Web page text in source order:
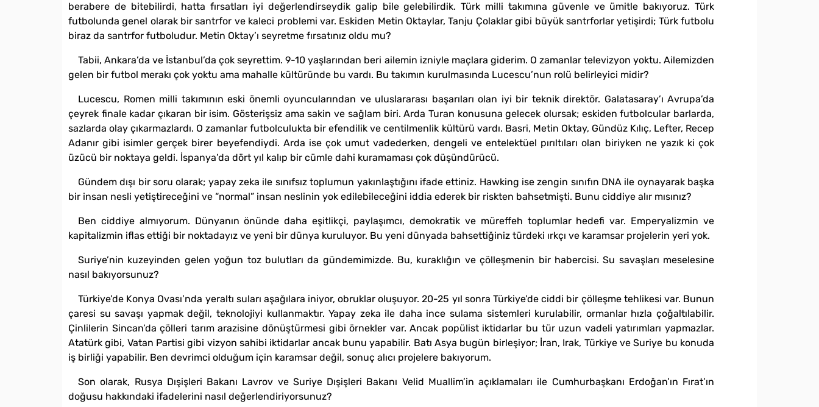
berabere de bitebilirdi, hatta fırsatları iyi değerlendirseydik galip bile gelebilirdik. Türk milli takımına güvenle ve ümitle bakıyoruz. Türk
futbolunda genel olarak bir santrfor ve kaleci problemi var. Eskiden Metin Oktaylar, Tanju Çolaklar gibi büyük santrforlar yetişirdi; Türk futbolu
biraz da santrfor futboludur. Metin Oktay’ı seyretme fırsatınız oldu mu?
Tabii, Ankara’da ve İstanbul’da çok seyrettim. 9-10 yaşlarından beri ailemin izniyle maçlara giderim. O zamanlar televizyon yoktu. Ailemizden
gelen bir futbol merakı çok yoktu ama mahalle kültüründe bu vardı. Bu takımın kurulmasında Lucescu’nun rolü belirleyici midir?
Lucescu, Romen milli takımının eski önemli oyuncularından ve uluslararası başarıları olan iyi bir teknik direktör. Galatasaray’ı Avrupa’da
çeyrek finale kadar çıkaran bir isim. Gösterişsiz ama sakin ve sağlam biri. Arda Turan konusuna gelecek olursak; eskiden futbolcular barlarda,
sazlarda olay çıkarmazlardı. O zamanlar futbolculukta bir efendilik ve centilmenlik kültürü vardı. Basri, Metin Oktay, Gündüz Kılıç, Lefter, Recep
Adanır gibi isimler gerçek birer beyefendiydi. Arda ise çok umut vadederken, dengeli ve entelektüel pırıltıları olan biriyken ne yazık ki çok
üzücü bir noktaya geldi. İspanya’da dört yıl kalıp bir cümle dahi kuramaması çok düşündürücü.
Gündem dışı bir soru olarak; yapay zeka ile sınıfsız toplumun yakınlaştığını ifade ettiniz. Hawking ise zengin sınıfın DNA ile oynayarak başka
bir insan nesli yetiştireceğini ve “normal” insan neslinin yok edilebileceğini iddia ederek bir riskten bahsetmişti. Bunu ciddiye alır mısınız?
Ben ciddiye almıyorum. Dünyanın önünde daha eşitlikçi, paylaşımcı, demokratik ve müreffeh toplumlar hedefi var. Emperyalizmin ve
kapitalizmin iflas ettiği bir noktadayız ve yeni bir dünya kuruluyor. Bu yeni dünyada bahsettiğiniz türdeki ırkçı ve karamsar projelerin yeri yok.
Suriye’nin kuzeyinden gelen yoğun toz bulutları da gündemimizde. Bu, kuraklığın ve çölleşmenin bir habercisi. Su savaşları meselesine
nasıl bakıyorsunuz?
Türkiye’de Konya Ovası’nda yeraltı suları aşağılara iniyor, obruklar oluşuyor. 20-25 yıl sonra Türkiye’de ciddi bir çölleşme tehlikesi var. Bunun
çaresi su savaşı yapmak değil, teknolojiyi kullanmaktır. Yapay zeka ile daha ince sulama sistemleri kurulabilir, ormanlar hızla çoğaltılabilir.
Çinlilerin Sincan’da çölleri tarım arazisine dönüştürmesi gibi örnekler var. Ancak popülist iktidarlar bu tür uzun vadeli yatırımları yapmazlar.
Atatürk gibi, Vatan Partisi gibi vizyon sahibi iktidarlar ancak bunu yapabilir. Batı Asya bugün birleşiyor; İran, Irak, Türkiye ve Suriye bu konuda
iş birliği yapabilir. Ben devrimci olduğum için karamsar değil, sonuç alıcı projelere bakıyorum.
Son olarak, Rusya Dışişleri Bakanı Lavrov ve Suriye Dışişleri Bakanı Velid Muallim’in açıklamaları ile Cumhurbaşkanı Erdoğan’ın Fırat’ın
doğusu hakkındaki ifadelerini nasıl değerlendiriyorsunuz?